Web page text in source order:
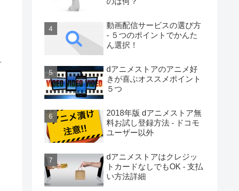
動画配信サービスの選び方
- ５つのポイントでかんた
ん選択！
dアニメストアのアニメ好
きが喜ぶオススメポイント
５つ
2018年版 dアニメストア無
料お試し登録方法 - ドコモ
ユーザー以外
dアニメストアはクレジッ
トカードなしでもOK - 支払
い方法詳細